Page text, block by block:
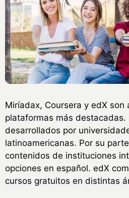
Miríadax, Coursera y edX son
plataformas más destacadas.
desarrollados por
latinoamericanas. Por su
contenidos de instituciones
opciones en español. edX
cursos gratuitos en distintas